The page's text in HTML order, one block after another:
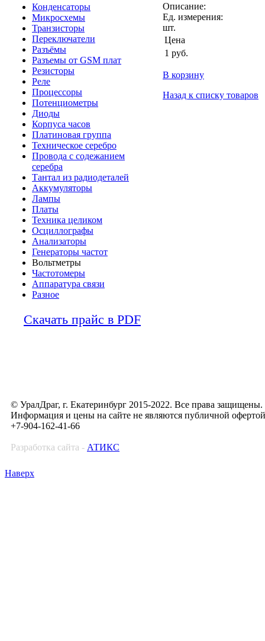
Конденсаторы
Микросхемы
Транзисторы
Переключатели
Разъёмы
Разъемы от GSM плат
Резисторы
Реле
Процессоры
Потенциометры
Диоды
Корпуса часов
Платиновая группа
Техническое серебро
Провода с содежанием
серебра
Тантал из радиодеталей
Аккумуляторы
Лампы
Платы
Техника целиком
Осциллографы
Анализаторы
Генераторы частот
Вольтметры
Частотомеры
Аппаратура связи
Разное
Скачать прайс в PDF
Описание:
Ед. измерения:
шт.
Цена
1 руб.
В корзину
Назад к списку товаров
© УралДраг, г. Екатеринбург 2015-2022. Все права защищены.
Информация и цены на сайте не являются публичной офертой
+7-904-162-41-66
Разработка сайта - АТИКС
Наверх